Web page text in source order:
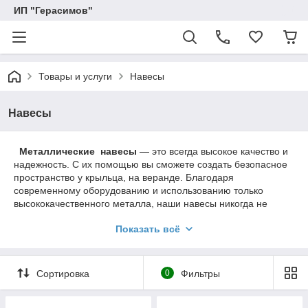
ИП "Герасимов"
Товары и услуги Навесы
Навесы
Металлические навесы ― это всегда высокое качество и
надежность. С их помощью вы сможете создать безопасное
пространство у крыльца, на веранде. Благодаря
современному оборудованию и использованию только
высококачественного металла, наши навесы никогда не
толщина сечения определяется конструкторским расчетом.
Металлокаркас покрывается любым кровельным
Показать всё
Сортировка 0 Фильтры